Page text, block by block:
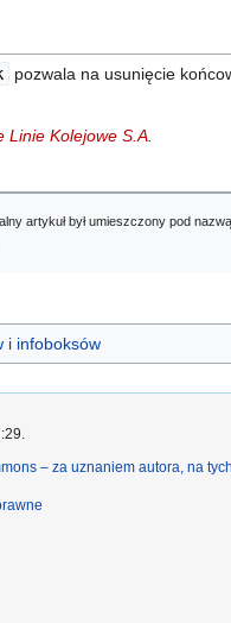
pozwala na usunięcie
Linie Kolejowe S.A.
artykuł był umieszczony pod
i infoboksów
– za uznaniem autora, na